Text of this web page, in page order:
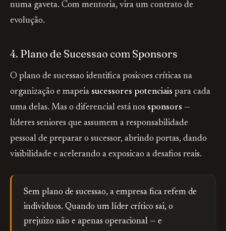
numa gaveta. Com mentoria, vira um contrato de
evolução.
4. Plano de Sucessao com Sponsors
O plano de sucessao identifica posicoes críticas na
organização e mapeia sucessores potenciais para cada
uma delas. Mas o diferencial está nos sponsors —
líderes seniores que assumem a responsabilidade
pessoal de preparar o sucessor, abrindo portas, dando
visibilidade e acelerando a exposicao a desafios reais.
Sem plano de sucessao, a empresa fica refem de
individuos. Quando um líder crítico sai, o
prejuizo não e apenas operacional — e